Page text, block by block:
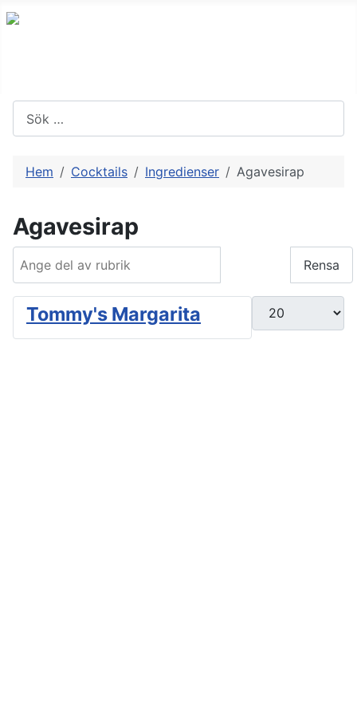
Hem Cocktails Ingredienser Agavesirap
Agavesirap
Rensa
Visa #
Tommy's Margarita